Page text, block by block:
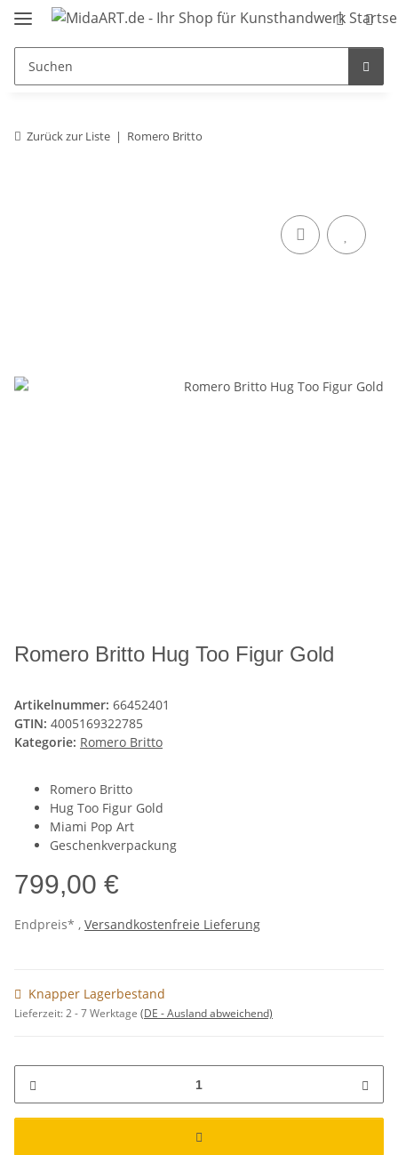
Zurück zur Liste Romero Britto
Romero Britto Hug Too Figur Gold
Artikelnummer: 66452401
GTIN: 4005169322785
Kategorie: Romero Britto
Romero Britto
Hug Too Figur Gold
Miami Pop Art
Geschenkverpackung
799,00 €
Endpreis* , Versandkostenfreie Lieferung
Knapper Lagerbestand
Lieferzeit:2 - 7 Werktage (DE - Ausland abweichend)